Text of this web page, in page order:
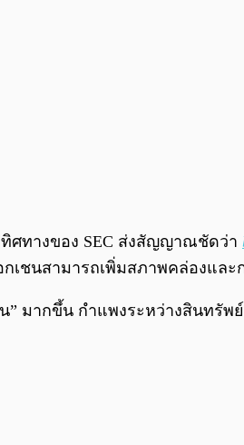
ศทางของ SEC ส่งสัญญาณชัดว่า
กเชนสามารถเพิ่มสภาพคล่องแ
มากขึ้น กำแพงระหว่างสินทรั